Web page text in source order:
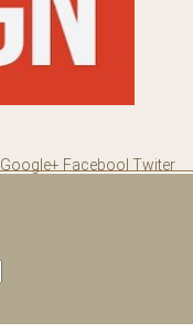
Google+ Facebool Twiter